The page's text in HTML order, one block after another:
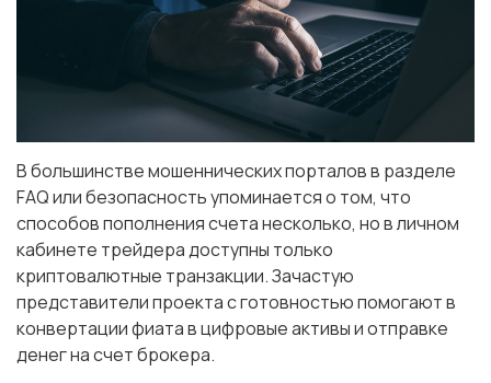
В большинстве мошеннических порталов в разделе
FAQ или безопасность упоминается о том, что
способов пополнения счета несколько, но в личном
кабинете трейдера доступны только
криптовалютные транзакции. Зачастую
представители проекта с готовностью помогают в
конвертации фиата в цифровые активы и отправке
денег на счет брокера.